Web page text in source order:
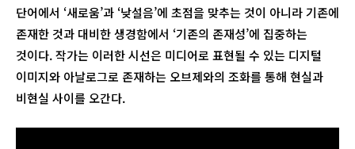
단어에서 ‘새로움’과 ‘낮설음’에 초점을 맞추는 것이 아니라 기존에
존재한 것과 대비한 생경함에서 ‘기존의 존재성’에 집중하는
것이다. 작가는 이러한 시선은 미디어로 표현될 수 있는 디지털
이미지와 아날로그로 존재하는 오브제와의 조화를 통해 현실과
비현실 사이를 오간다.